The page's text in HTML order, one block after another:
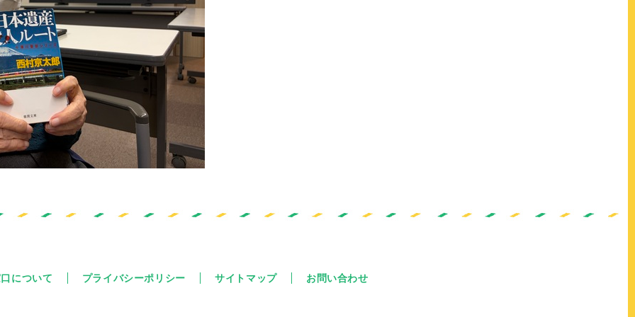
について プライバシーポリシー サイトマップ お問い合わせ